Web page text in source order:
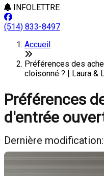
INFOLETTRE
(514) 833-8497
Accueil
Préférences des
cloisonné ? | Laura &
Préférences
d'entrée
Dernière